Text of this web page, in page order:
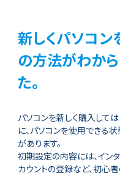
新しくパソコン
の方法がわか
た。
パソコンを新しく購入して
に、パソコンを使用できる
があります。
初期設定の内容には、イン
カウントの登録など、初心